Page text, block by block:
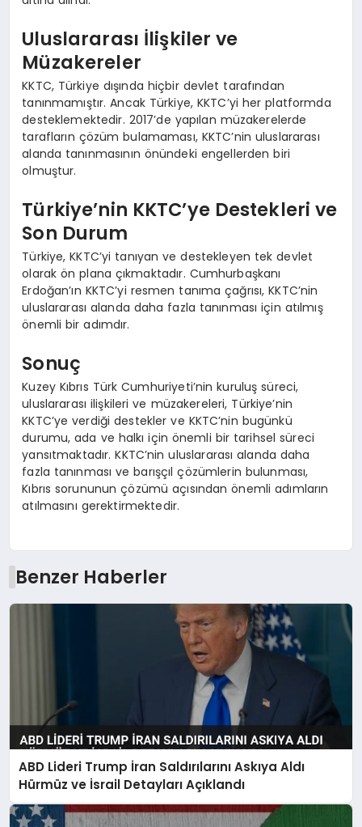
Uluslararası İlişkiler ve
Müzakereler
KKTC, Türkiye dışında hiçbir devlet tarafından
tanınmamıştır. Ancak Türkiye, KKTC’yi her platformda
desteklemektedir. 2017’de yapılan müzakerelerde
tarafların çözüm bulamaması, KKTC’nin uluslararası
alanda tanınmasının önündeki engellerden biri
olmuştur.
Türkiye’nin KKTC’ye Destekleri ve
Son Durum
Türkiye, KKTC’yi tanıyan ve destekleyen tek devlet
olarak ön plana çıkmaktadır. Cumhurbaşkanı
Erdoğan’ın KKTC’yi resmen tanıma çağrısı, KKTC’nin
uluslararası alanda daha fazla tanınması için atılmış
önemli bir adımdır.
Sonuç
Kuzey Kıbrıs Türk Cumhuriyeti’nin kuruluş süreci,
uluslararası ilişkileri ve müzakereleri, Türkiye’nin
KKTC’ye verdiği destekler ve KKTC’nin bugünkü
durumu, ada ve halkı için önemli bir tarihsel süreci
yansıtmaktadır. KKTC’nin uluslararası alanda daha
fazla tanınması ve barışçıl çözümlerin bulunması,
Kıbrıs sorununun çözümü açısından önemli adımların
atılmasını gerektirmektedir.
Benzer Haberler
ABD Lideri Trump İran Saldırılarını Askıya Aldı
Hürmüz ve İsrail Detayları Açıklandı